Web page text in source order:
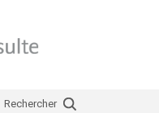
Rechercher